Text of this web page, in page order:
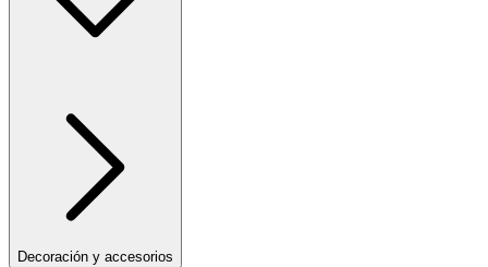
Decoración y accesorios